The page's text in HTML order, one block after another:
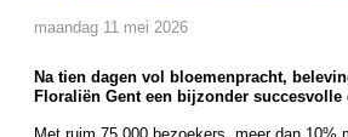
maandag 11 mei 2026
Na tien dagen vol bloemenpracht,
Floraliën Gent een bijzonder succesvolle